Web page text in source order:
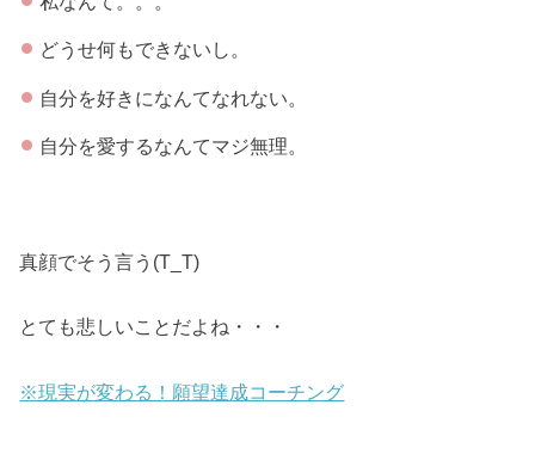
どうせ何もできないし。
自分を好きになんてなれない。
自分を愛するなんてマジ無理。
真顔でそう言う(T_T)
とても悲しいことだよね・・・
※現実が変わる！願望達成コーチング